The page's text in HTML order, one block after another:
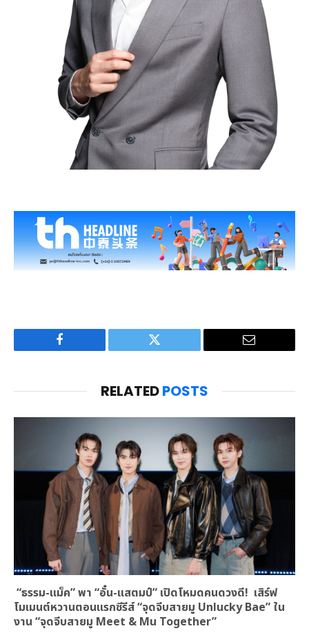
Facebook Twitter Email
RELATEDPOSTS
“ธรรม-แม็ค” พา “อั๋น-แสตมป์” เปิดโหมดคนดวงดี! เสิร์ฟ
โมเมนต์หวานตอนแรกซีรีส์ “จุดจีบสายมู Unlucky Bae” ใน
งาน “จุดจีบสายมู Meet & Mu Together”